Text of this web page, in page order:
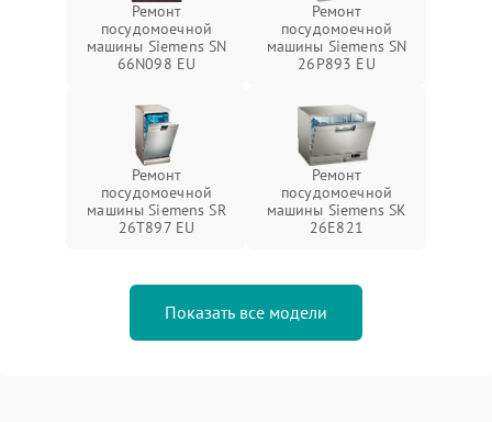
Ремонт
посудомоечной
машины Siemens SN
66N098 EU
Ремонт
посудомоечной
машины Siemens SN
26P893 EU
Ремонт
посудомоечной
машины Siemens SR
26T897 EU
Ремонт
посудомоечной
машины Siemens SK
26E821
Показать все модели